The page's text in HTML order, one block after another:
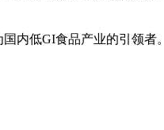
内低GI食品产业的引领者。